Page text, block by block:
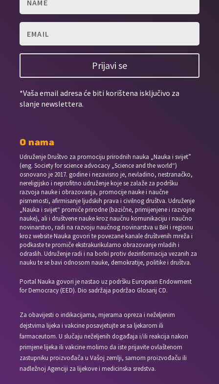
Prijavi se
*Vaša email adresa će biti korištena isključivo za
slanje newslettera.
O nama
Udruženje Društvo za promociju prirodnih nauka „Nauka i svijet”
(eng. Society for science advocacy „Science and the world“)
osnovano je 2017. godine i nezavisno je, nevladino, nestranačko,
nereligijsko i neprofitno udruženje koje se zalaže za podršku
razvoja nauke i obrazovanja, promocije nauke i naučne
pismenosti, afirmisanje ljudskih prava i civilnog društva. Udruženje
„Nauka i svijet“ promiče prirodne (bazične, primijenjene i razvojne
nauke), ali i društvene nauke kroz naučnu komunikaciju i naučno
novinarstvo, radi na razvoju naučnog novinarstva u BiH i regionu
kroz website Nauka govori te povezane kanale društvenih mreža i
podkaste te promiče ekstrakurikularno obrazovanje mladih i
odraslih. Udruženje radi i na borbi protiv dezinformacija vezanih za
nauku te se bavi odnosom nauke, demokratije, politike i društva.
Portal Nauka govori je nastao uz podršku European Endowment
for Democracy (EED). Dio sadržaja podržao Glosarij CD.
Za obavijesti o indikacijama, mjerama opreza i neželjenim
dejstvima lijeka i vakcine posavjetujte se sa ljekarom ili
farmaceutom. U slučaju neželjenih događaja i/ili reakcija nakon
primjene lijeka ili vakcine molimo da iste prijavite ovlaštenom
zastupniku proizvođača u Vašoj zemlji, samom proizvođaču ili
nadležnoj Agenciji za lijekove i medicinska sredstva.